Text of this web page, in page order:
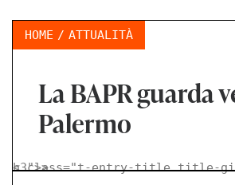
HOME ATTUALITÀ
La BAPR guarda
Palermo
< class="t-entry-title title-giornale-before h3">>